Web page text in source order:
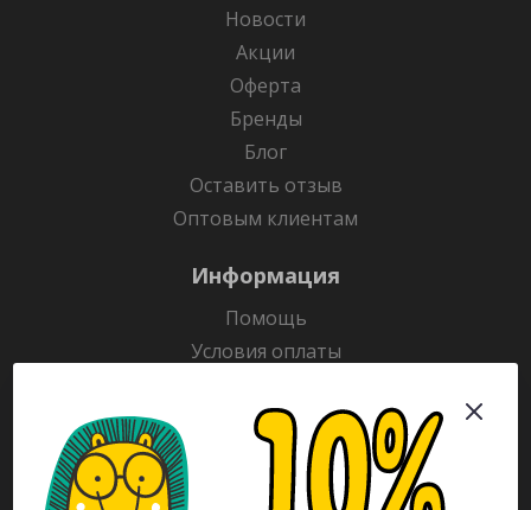
Новости
Акции
Оферта
Бренды
Блог
Оставить отзыв
Оптовым клиентам
Информация
Помощь
Условия оплаты
Гарантия на товар
Раскраски
Рекламодателям